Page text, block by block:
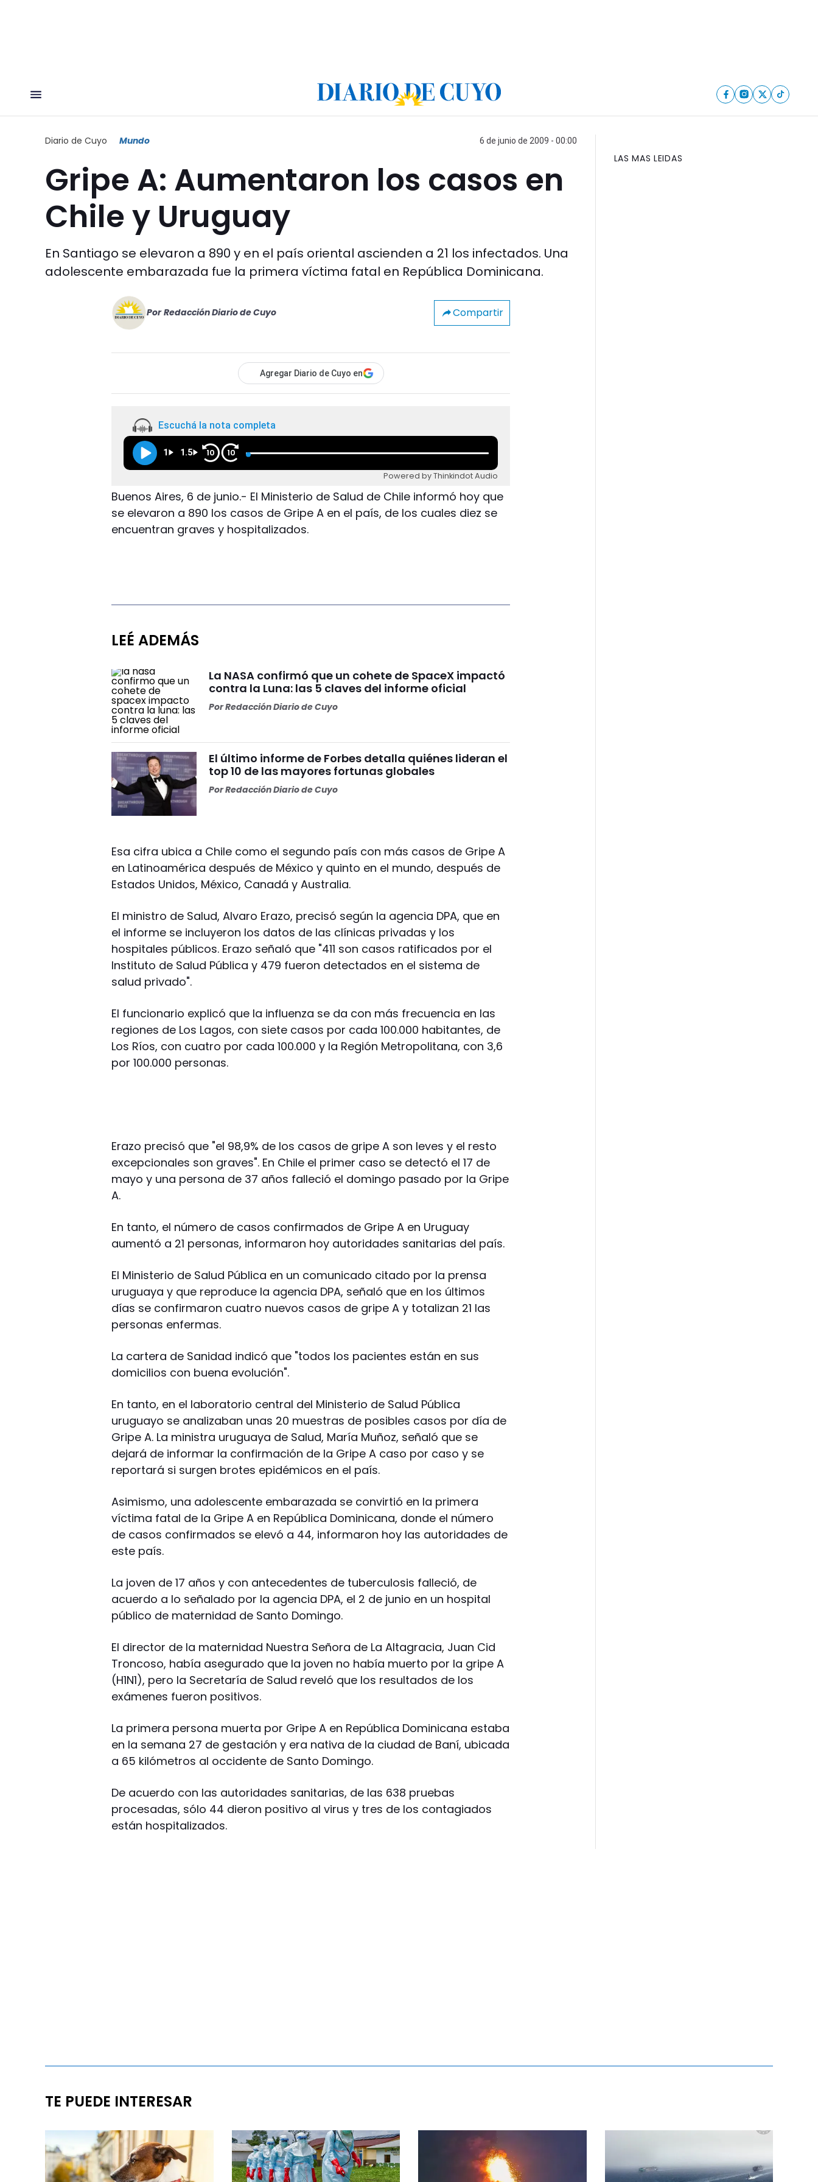
Diario de Cuyo Mundo 6 de junio de 2009 - 00:00
Gripe A: Aumentaron los casos en
Chile y Uruguay
En Santiago se elevaron a 890 y en el país oriental ascienden a 21 los infectados. Una
adolescente embarazada fue la primera víctima fatal en República Dominicana.
Por Redacción Diario de Cuyo Compartir
Agregar Diario de Cuyo en
Escuchá la nota completa
1 1.5 10 10
Powered by Thinkindot Audio
Buenos Aires, 6 de junio.- El Ministerio de Salud de Chile informó hoy que
se elevaron a 890 los casos de Gripe A en el país, de los cuales diez se
encuentran graves y hospitalizados.
LEÉ ADEMÁS
La NASA confirmó que un cohete de SpaceX impactó
contra la Luna: las 5 claves del informe oficial
PorRedacción Diario de Cuyo
El último informe de Forbes detalla quiénes lideran el
top 10 de las mayores fortunas globales
PorRedacción Diario de Cuyo
Esa cifra ubica a Chile como el segundo país con más casos de Gripe A
en Latinoamérica después de México y quinto en el mundo, después de
Estados Unidos, México, Canadá y Australia.
El ministro de Salud, Alvaro Erazo, precisó según la agencia DPA, que en
el informe se incluyeron los datos de las clínicas privadas y los
hospitales públicos. Erazo señaló que "411 son casos ratificados por el
Instituto de Salud Pública y 479 fueron detectados en el sistema de
salud privado".
El funcionario explicó que la influenza se da con más frecuencia en las
regiones de Los Lagos, con siete casos por cada 100.000 habitantes, de
Los Ríos, con cuatro por cada 100.000 y la Región Metropolitana, con 3,6
por 100.000 personas.
Erazo precisó que "el 98,9% de los casos de gripe A son leves y el resto
excepcionales son graves". En Chile el primer caso se detectó el 17 de
mayo y una persona de 37 años falleció el domingo pasado por la Gripe
A.
En tanto, el número de casos confirmados de Gripe A en Uruguay
aumentó a 21 personas, informaron hoy autoridades sanitarias del país.
El Ministerio de Salud Pública en un comunicado citado por la prensa
uruguaya y que reproduce la agencia DPA, señaló que en los últimos
días se confirmaron cuatro nuevos casos de gripe A y totalizan 21 las
personas enfermas.
La cartera de Sanidad indicó que "todos los pacientes están en sus
domicilios con buena evolución".
En tanto, en el laboratorio central del Ministerio de Salud Pública
uruguayo se analizaban unas 20 muestras de posibles casos por día de
Gripe A. La ministra uruguaya de Salud, María Muñoz, señaló que se
dejará de informar la confirmación de la Gripe A caso por caso y se
reportará si surgen brotes epidémicos en el país.
Asimismo, una adolescente embarazada se convirtió en la primera
víctima fatal de la Gripe A en República Dominicana, donde el número
de casos confirmados se elevó a 44, informaron hoy las autoridades de
este país.
La joven de 17 años y con antecedentes de tuberculosis falleció, de
acuerdo a lo señalado por la agencia DPA, el 2 de junio en un hospital
público de maternidad de Santo Domingo.
El director de la maternidad Nuestra Señora de La Altagracia, Juan Cid
Troncoso, había asegurado que la joven no había muerto por la gripe A
(H1N1), pero la Secretaría de Salud reveló que los resultados de los
exámenes fueron positivos.
La primera persona muerta por Gripe A en República Dominicana estaba
en la semana 27 de gestación y era nativa de la ciudad de Baní, ubicada
a 65 kilómetros al occidente de Santo Domingo.
De acuerdo con las autoridades sanitarias, de las 638 pruebas
procesadas, sólo 44 dieron positivo al virus y tres de los contagiados
están hospitalizados.
LAS MAS LEIDAS
TE PUEDE INTERESAR